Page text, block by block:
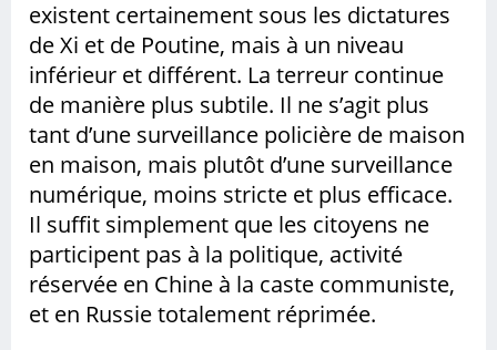
existent certainement sous les dictatures
de Xi et de Poutine, mais à un niveau
inférieur et différent. La terreur continue
de manière plus subtile. Il ne s’agit plus
tant d’une surveillance policière de maison
en maison, mais plutôt d’une surveillance
numérique, moins stricte et plus efficace.
Il suffit simplement que les citoyens ne
participent pas à la politique, activité
réservée en Chine à la caste communiste,
et en Russie totalement réprimée.